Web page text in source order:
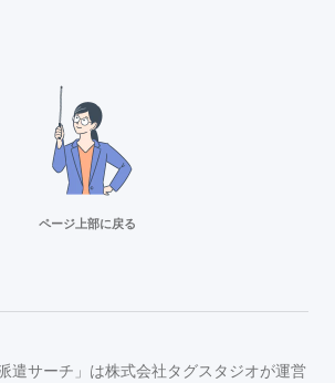
ページ上部に戻る
遣サーチ」は株式会社タグスタジオが運営